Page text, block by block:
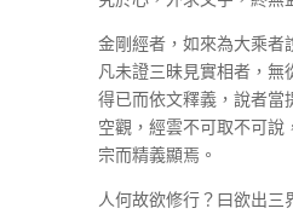
金剛經者，如來為大乘者
凡未證三昧見實相者，無
得已而依文釋義，說者當
空觀，經雲不可取不可說
宗而精義顯焉。
人何故欲修行？曰欲出三